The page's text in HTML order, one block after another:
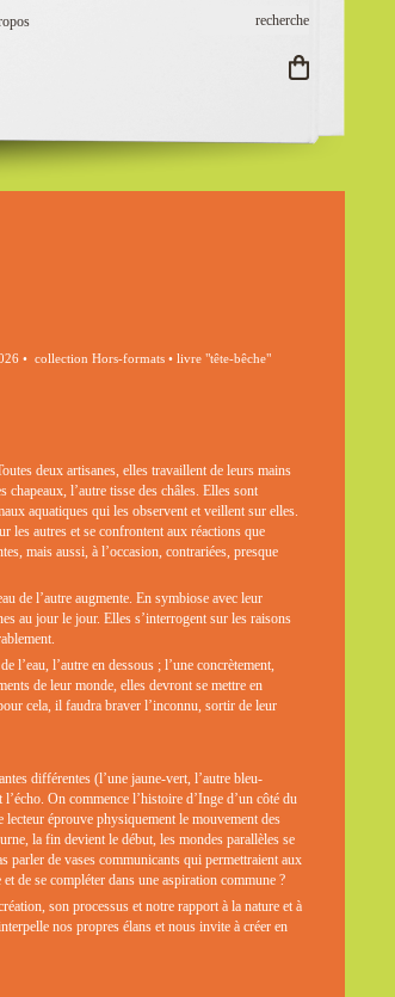
• collection Hors-formats • livre "tête-bêche"
deux artisanes, elles travaillent de leurs mains
chapeaux, l’autre tisse des châles. Elles sont
aquatiques qui les observent et veillent sur elles.
les autres et se confrontent aux réactions que
mais aussi, à l’occasion, contrariées, presque
de l’autre augmente. En symbiose avec leur
au jour le jour. Elles s’interrogent sur les raisons
l’eau, l’autre en dessous ; l’une concrètement,
de leur monde, elles devront se mettre en
cela, il faudra braver l’inconnu, sortir de leur
différentes (l’une jaune-vert, l’autre bleu-
On commence l’histoire d’Inge d’un côté du
éprouve physiquement le mouvement des
la fin devient le début, les mondes parallèles se
de vases communicants qui permettraient aux
de se compléter dans une aspiration commune ?
son processus et notre rapport à la nature et à
nos propres élans et nous invite à créer en